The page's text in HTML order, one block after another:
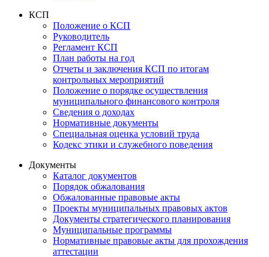
КСП
Положение о КСП
Руководитель
Регламент КСП
План работы на год
Отчеты и заключения КСП по итогам
контрольных мероприятий
Положение о порядке осуществления
муниципального финансового контроля
Сведения о доходах
Нормативные документы
Специальная оценка условий труда
Кодекс этики и служебного поведения
Документы
Каталог документов
Порядок обжалования
Обжалованные правовые акты
Проекты муниципальных правовых актов
Документы стратегического планирования
Муниципальные программы
Нормативные правовые акты для прохождения
аттестации